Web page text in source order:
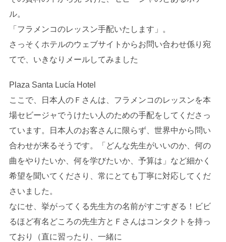
ル。
「フラメンコのレッスン手配いたします」。
さっそくホテルのウェブサイトからお問い合わせ係り宛
てで、いきなりメールしてみました
Plaza Santa Lucía Hotel
ここで、日本人のＦさんは、フラメンコのレッスンを本
場セビージャでうけたい人のための手配をしてくださっ
ています。日本人のお客さんに限らず、世界中から問い
合わせが来るそうです。「どんな先生がいいのか、何の
曲をやりたいか、何を学びたいか、予算は」など細かく
希望を聞いてくださり、常にとても丁寧に対応してくだ
さいました。
なにせ、挙がってくる先生方の名前がすごすぎる！ビビ
るほど有名どころの先生方とＦさんはコンタクトを持っ
ており（直に習ったり、一緒に